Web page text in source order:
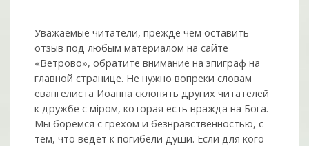
Уважаемые читатели, прежде чем оставить
отзыв под любым материалом на сайте
«Ветрово», обратите внимание на эпиграф на
главной странице. Не нужно вопреки словам
евангелиста Иоанна склонять других читателей
к дружбе с мiром, которая есть вражда на Бога.
Мы боремся с грехом и без­нрав­ствен­ностью, с
тем, что ведёт к погибели души. Если для кого-